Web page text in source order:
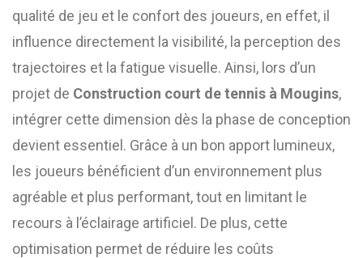
qualité de jeu et le confort des joueurs, en effet, il
influence directement la visibilité, la perception des
trajectoires et la fatigue visuelle. Ainsi, lors d’un
projet de Construction court de tennis à Mougins,
intégrer cette dimension dès la phase de conception
devient essentiel. Grâce à un bon apport lumineux,
les joueurs bénéficient d’un environnement plus
agréable et plus performant, tout en limitant le
recours à l’éclairage artificiel. De plus, cette
optimisation permet de réduire les coûts